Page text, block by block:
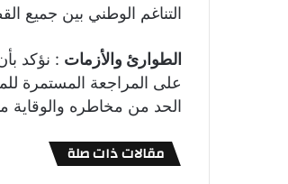
التناغم الوطني بين جميع
الطوارئ والأزمات
على المراجعة المستمرة
الحد من مخاطره والوقاية
مقالات ذات صلة